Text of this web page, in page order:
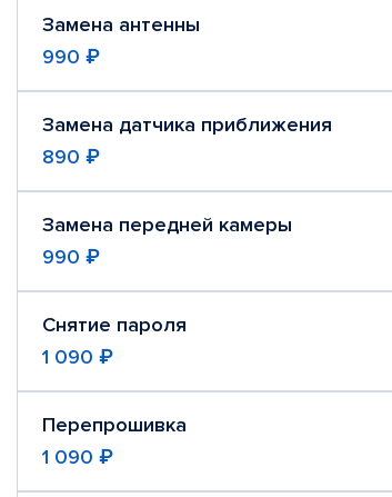
Замена антенны
990 ₽
Замена датчика приближения
890 ₽
Замена передней камеры
990 ₽
Снятие пароля
1 090 ₽
Перепрошивка
1 090 ₽